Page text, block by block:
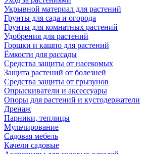
Укрывной материал для растений
Грунты для сада и огорода
Грунты для комнатных растений
Удобрения для растений
Горшки и кашпо для растений
Ёмкости для рассады
Средства защиты от насекомых
Защита растений от болезней
Средства защиты от грызунов
Опрыскиватели и аксессуары
Опоры для растений и кустодержатели
Дренаж
Парники, теплицы
Мульчирование
Садовая мебель
Качели садовые